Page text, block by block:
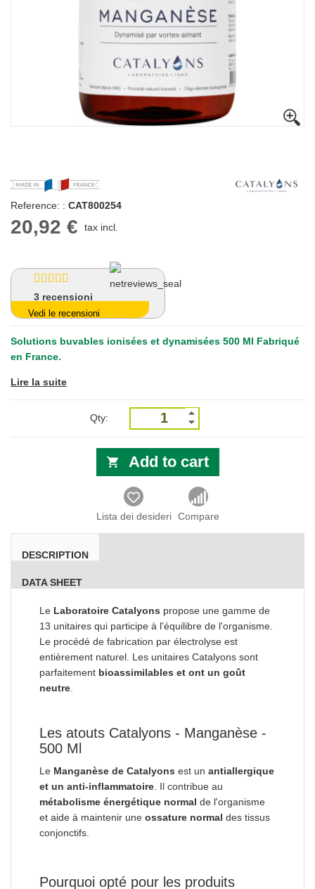
Reference: : CAT800254
20,92 € tax incl.
3 recensioni
Vedi le recensioni
Solutions buvables ionisées et dynamisées 500 Ml Fabriqué
en France.
Lire la suite
Qty:
Add to cart
Lista dei desideri Compare
DESCRIPTION
DATA SHEET
Le Laboratoire Catalyons propose une gamme de
13 unitaires qui participe à l'équilibre de l'organisme.
Le procédé de fabrication par électrolyse est
entièrement naturel. Les unitaires Catalyons sont
parfaitement bioassimilables et ont un goût
neutre
Les atouts Catalyons - Manganèse -
500 Ml
Le Manganèse de Catalyons est un antiallergique
et un anti-inflammatoire . Il contribue au
métabolisme énergétique normal de l'organisme
et aide à maintenir une ossature normal des tissus
conjonctifs.
Pourquoi opté pour les produits